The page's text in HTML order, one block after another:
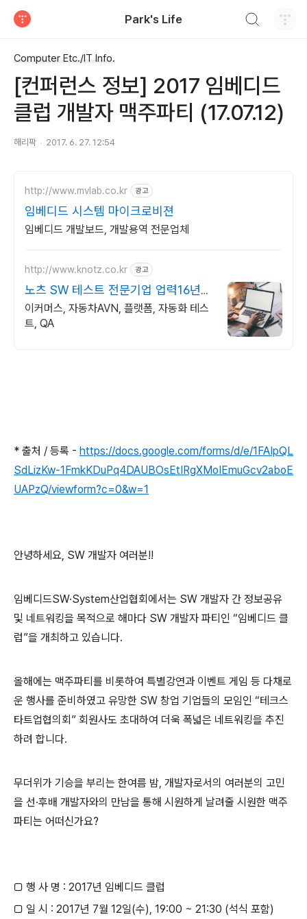
Park's Life
Computer Etc./IT Info.
[컨퍼런스 정보] 2017 임베디드
클럽 개발자 맥주파티 (17.07.12)
해리팍 2017. 6. 27. 12:54
http://www.mvlab.co.kr 광고
임베디드 시스템 마이크로비젼
임베디드 개발보드, 개발용역 전문업체
http://www.knotz.co.kr 광고
노츠 SW 테스트 전문기업 업력16년
검증된 테스팅업체
이커머스, 자동차AVN, 플랫폼, 자동화 테스
트, QA
* 출처 / 등록 - https://docs.google.com/forms/d/e/1FAIpQL
SdLizKw-1FmkKDuPq4DAUBOsEtIRgXMoIEmuGcv2aboE
UAPzQ/viewform?c=0&w=1
안녕하세요, SW 개발자 여러분!!
임베디드SW·System산업협회에서는 SW 개발자 간 정보공유
및 네트워킹을 목적으로 해마다 SW 개발자 파티인 “임베디드 클
럽”을 개최하고 있습니다.
올해에는 맥주파티를 비롯하여 특별강연과 이벤트 게임 등 다채로
운 행사를 준비하였고 유망한 SW 창업 기업들의 모임인 “테크스
타트업협의회” 회원사도 초대하여 더욱 폭넓은 네트워킹을 추진
하려 합니다.
무더위가 기승을 부리는 한여름 밤, 개발자로서의 여러분의 고민
을 선·후배 개발자와의 만남을 통해 시원하게 날려줄 시원한 맥주
파티는 어떠신가요?
□ 행 사 명 : 2017년 임베디드 클럽
□ 일 시 : 2017년 7월 12일(수), 19:00 ~ 21:30 (석식 포함)